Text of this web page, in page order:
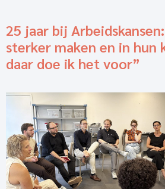
25 jaar bij
sterker maken en in
daar doe ik het voor”